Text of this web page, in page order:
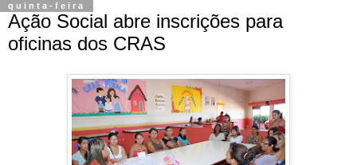
quinta-feira
Ação Social abre inscrições para
oficinas dos CRAS